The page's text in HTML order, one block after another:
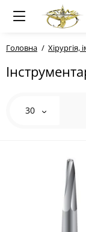
Головна Хірургія,
30